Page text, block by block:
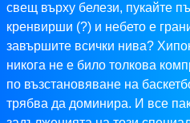
свещ върху белези, пукайте
кренвирши (?) и небето е
завършите всички нива?
никога не е било толкова
по възстановяване на
трябва да доминира. И все